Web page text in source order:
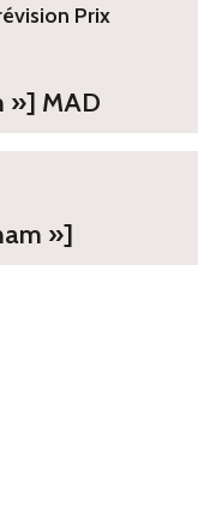
Prix
»] MAD
»]